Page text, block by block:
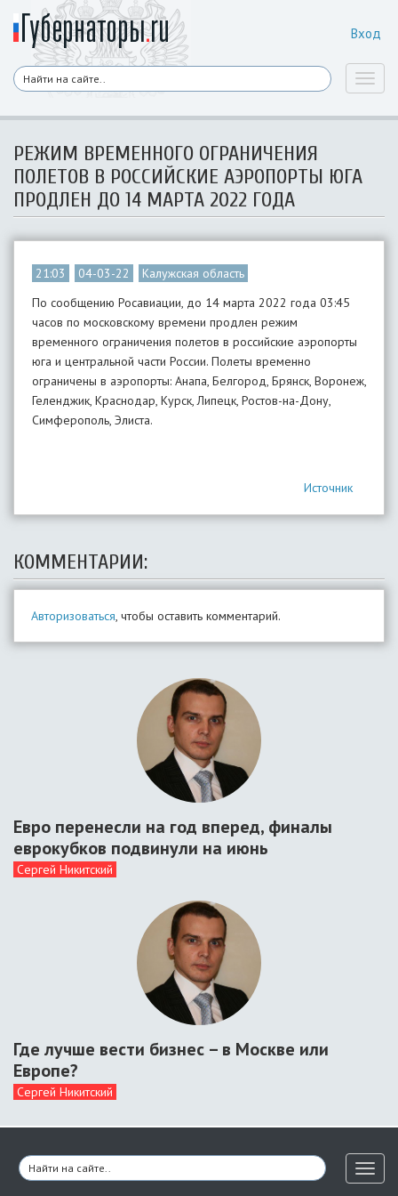
Вход
РЕЖИМ ВРЕМЕННОГО ОГРАНИЧЕНИЯ
ПОЛЕТОВ В РОССИЙСКИЕ АЭРОПОРТЫ ЮГА
ПРОДЛЕН ДО 14 МАРТА 2022 ГОДА
21:03 04-03-22
Калужская область
По сообщению Росавиации, до 14 марта 2022 года 03:45
часов по московскому времени продлен режим
временного ограничения полетов в российские аэропорты
юга и центральной части России. Полеты временно
ограничены в аэропорты: Анапа, Белгород, Брянск, Воронеж,
Геленджик, Краснодар, Курск, Липецк, Ростов-на-Дону,
Симферополь, Элиста.
Источник
КОММЕНТАРИИ:
Авторизоваться, чтобы оставить комментарий.
Евро перенесли на год вперед, финалы
еврокубков подвинули на июнь
Сергей Никитский
Где лучше вести бизнес – в Москве или
Европе?
Сергей Никитский